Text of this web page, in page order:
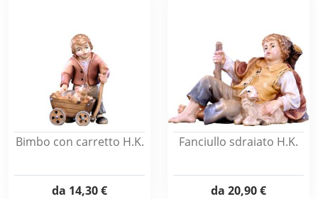
Bimbo con carretto H.K.
da 14,30 €
Fanciullo sdraiato H.K.
da 20,90 €